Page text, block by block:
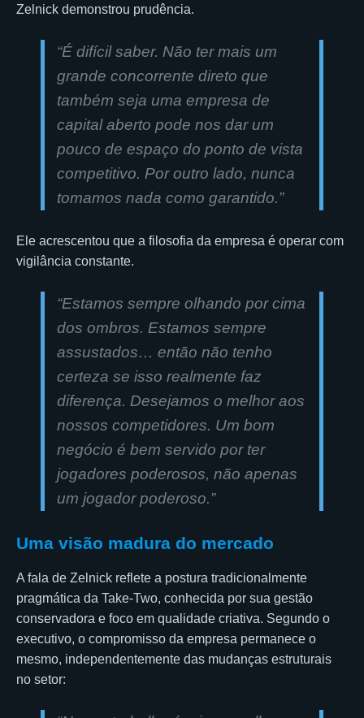
Zelnick demonstrou prudência.
“É difícil saber. Não ter mais um
grande concorrente direto que
também seja uma empresa de
capital aberto pode nos dar um
pouco de espaço do ponto de vista
competitivo. Por outro lado, nunca
tomamos nada como garantido.”
Ele acrescentou que a filosofia da empresa é operar com
vigilância constante.
“Estamos sempre olhando por cima
dos ombros. Estamos sempre
assustados… então não tenho
certeza se isso realmente faz
diferença. Desejamos o melhor aos
nossos competidores. Um bom
negócio é bem servido por ter
jogadores poderosos, não apenas
um jogador poderoso.”
Uma visão madura do mercado
A fala de Zelnick reflete a postura tradicionalmente
pragmática da Take-Two, conhecida por sua gestão
conservadora e foco em qualidade criativa. Segundo o
executivo, o compromisso da empresa permanece o
mesmo, independentemente das mudanças estruturais
no setor: